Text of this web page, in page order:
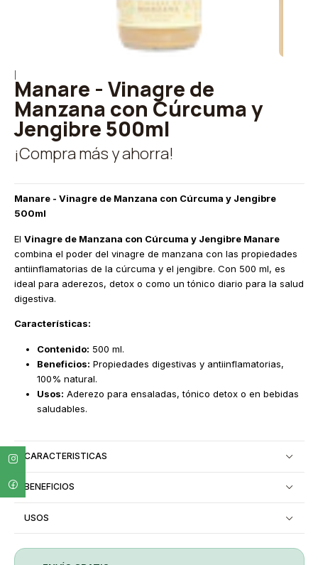
Manare - Vinagre de
Manzana con Cúrcuma y
Jengibre 500ml
¡Compra más y ahorra!
Manare - Vinagre de Manzana con Cúrcuma y Jengibre
500ml
El Vinagre de Manzana con Cúrcuma y Jengibre Manare
combina el poder del vinagre de manzana con las propiedades
antiinflamatorias de la cúrcuma y el jengibre. Con 500 ml, es
ideal para aderezos, detox o como un tónico diario para la salud
digestiva.
Características:
Contenido: 500 ml.
Beneficios: Propiedades digestivas y antiinflamatorias,
100% natural.
Usos: Aderezo para ensaladas, tónico detox o en bebidas
saludables.
CARACTERISTICAS
BENEFICIOS
USOS